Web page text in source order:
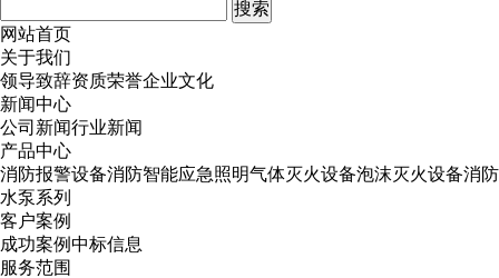
网站首页
关于我们
领导致辞资质荣誉企业文化
新闻中心
公司新闻行业新闻
产品中心
消防报警设备消防智能应急照明气体灭火设备泡沫灭火设备消防
水泵系列
客户案例
成功案例中标信息
服务范围